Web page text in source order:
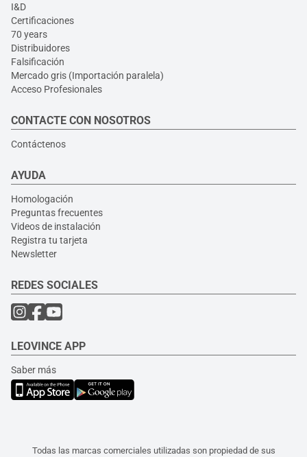
I&D
Certificaciones
70 years
Distribuidores
Falsificación
Mercado gris (Importación paralela)
Acceso Profesionales
CONTACTE CON NOSOTROS
Contáctenos
AYUDA
Homologación
Preguntas frecuentes
Videos de instalación
Registra tu tarjeta
Newsletter
REDES SOCIALES
LEOVINCE APP
Saber más
Todas las marcas comerciales utilizadas son propiedad de sus